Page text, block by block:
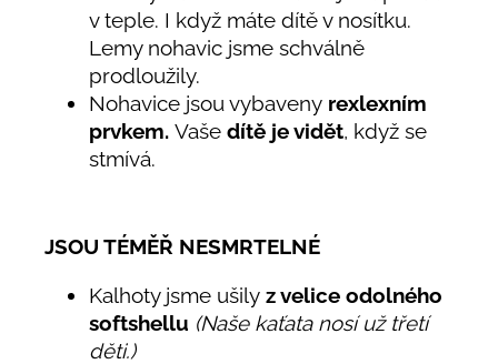
v teple. I když máte dítě v nosítku.
Lemy nohavic jsme schválně
prodloužily.
Nohavice jsou vybaveny rexlexním
prvkem. Vaše dítě je vidět, když se
stmívá.
JSOU TÉMĚŘ NESMRTELNÉ
Kalhoty jsme ušily z velice odolného
softshellu (Naše kaťata nosí už třetí
děti.)